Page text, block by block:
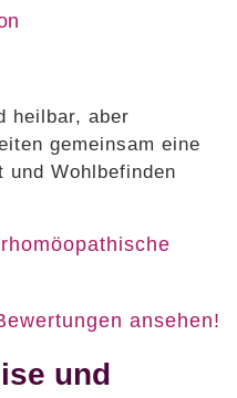
heilbar, aber
gemeinsam eine
und Wohlbefinden
ansehen!
und